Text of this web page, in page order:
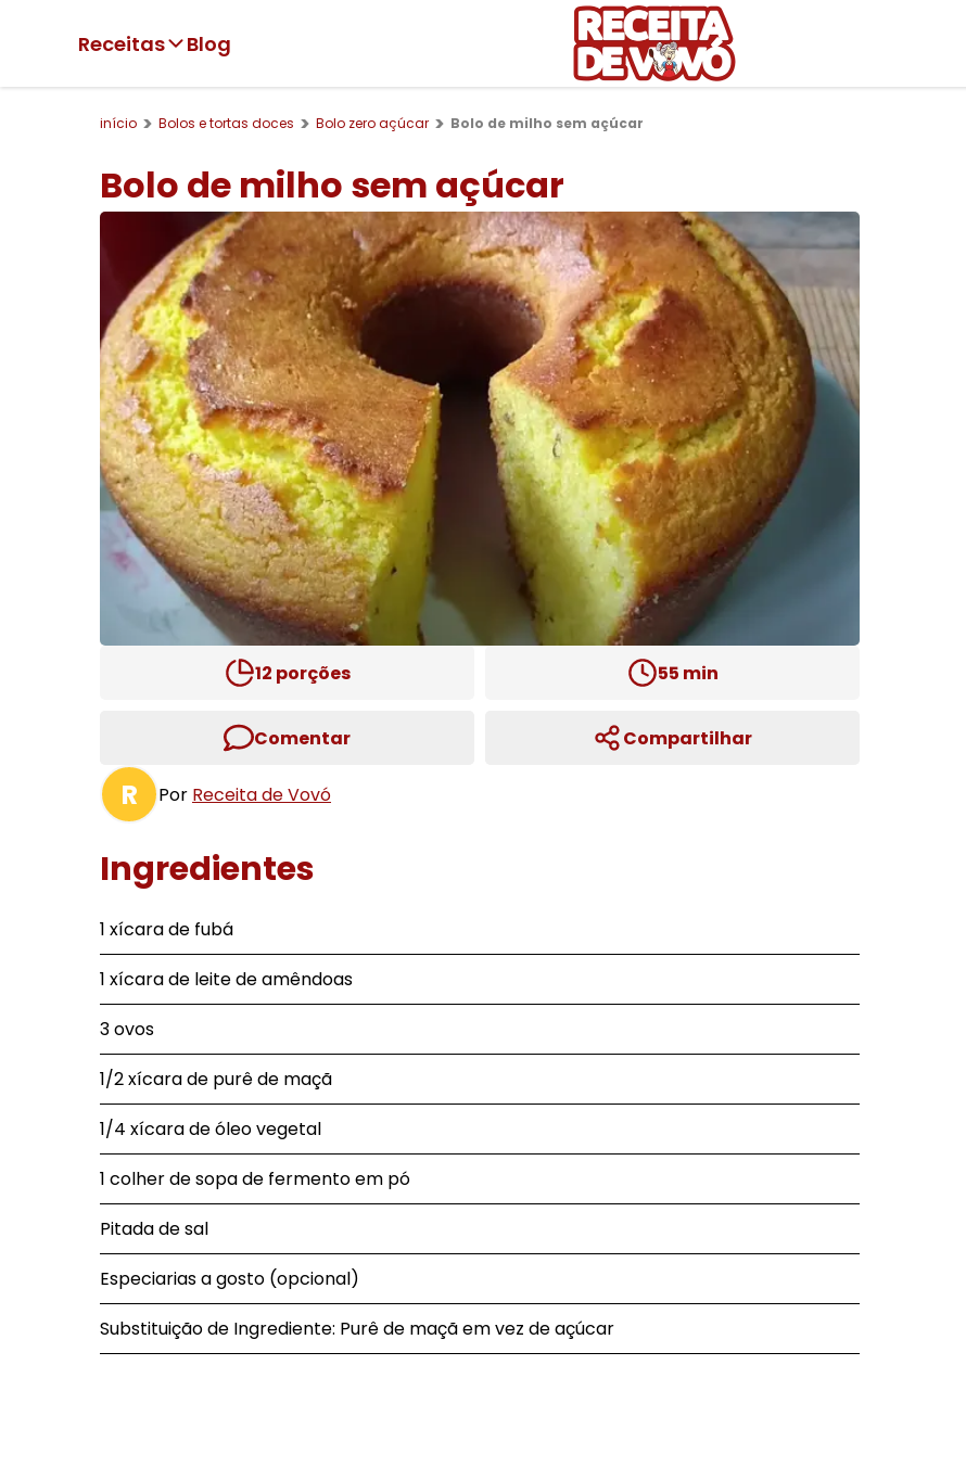
Receitas Blog
início Bolos e tortas doces Bolo zero açúcar Bolo de milho sem açúcar
Bolo de milho sem açúcar
12 porções 55 min
Comentar Compartilhar
R Por Receita de Vovó
Ingredientes
1 xícara de fubá
1 xícara de leite de amêndoas
3 ovos
1/2 xícara de purê de maçã
1/4 xícara de óleo vegetal
1 colher de sopa de fermento em pó
Pitada de sal
Especiarias a gosto (opcional)
Substituição de Ingrediente: Purê de maçã em vez de açúcar